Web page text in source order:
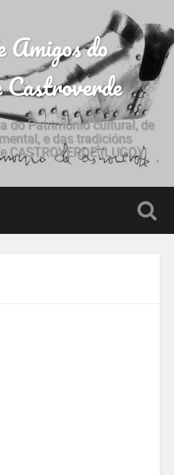
Amigos do
do Patrimonio cultural, de
e das tradicións
CASTROVERDE (LUGO)